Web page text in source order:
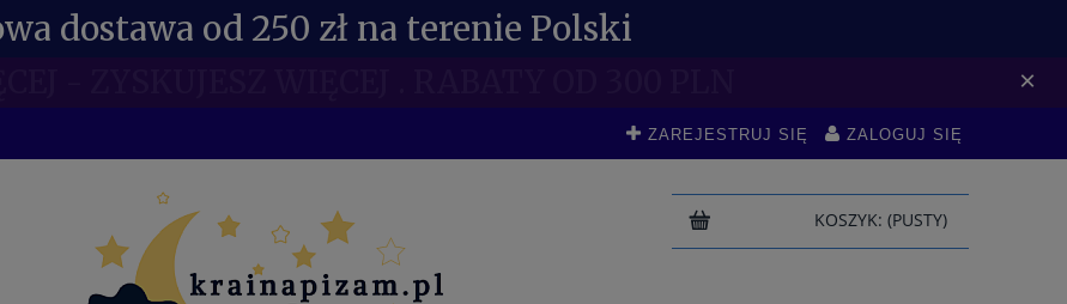
dostawa od 250 zł na terenie Polski
×
ZAREJESTRUJ SIĘ ZALOGUJ SIĘ
KOSZYK: (PUSTY)